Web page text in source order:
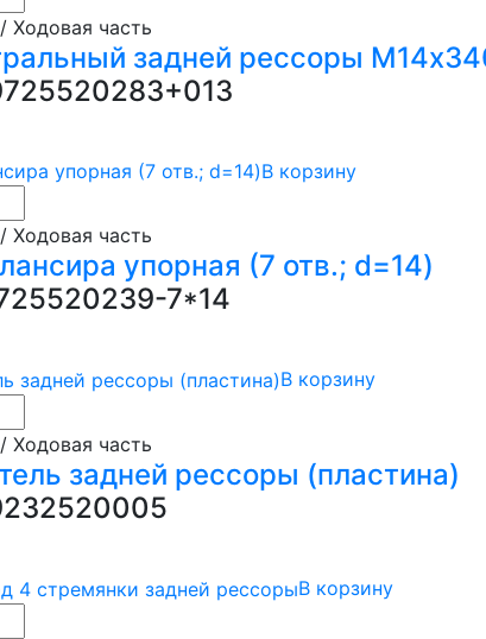
Ходовая часть
задней рессоры
В корзину
Ходовая часть
упорная (7 отв.; d=14)
7*14
В корзину
Ходовая часть
задней рессоры (пластина)
В корзину